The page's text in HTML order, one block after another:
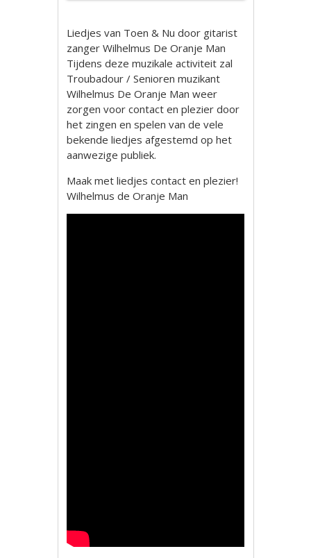
Liedjes van Toen & Nu door gitarist
zanger Wilhelmus De Oranje Man
Tijdens deze muzikale activiteit zal
Troubadour / Senioren muzikant
Wilhelmus De Oranje Man weer
zorgen voor contact en plezier door
het zingen en spelen van de vele
bekende liedjes afgestemd op het
aanwezige publiek.
Maak met liedjes contact en plezier!
Wilhelmus de Oranje Man